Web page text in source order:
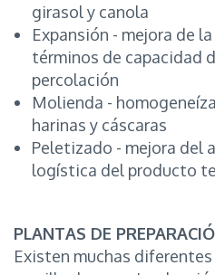
girasol y canola
Expansión - mejora de
términos de capacidad
percolación
Molienda -
harinas y cáscaras
Peletizado - mejora del
logística del producto
PLANTAS DE
Existen muchas